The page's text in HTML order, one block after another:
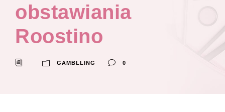
obstawiania
Roostino
GAMBLLING 0